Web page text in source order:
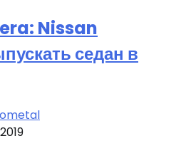
Nissan
седан в